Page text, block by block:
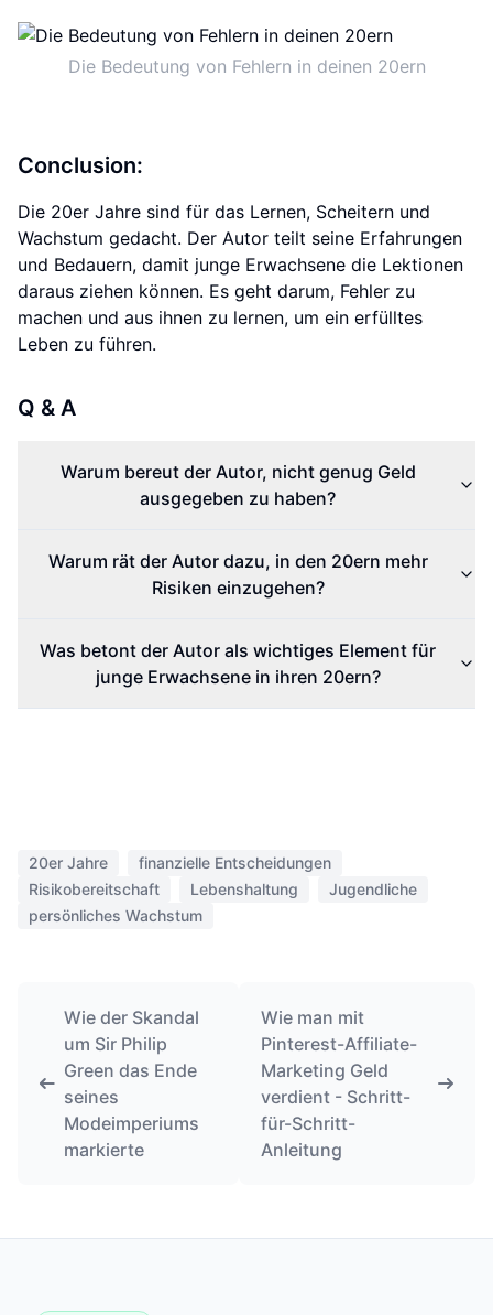
Die Bedeutung von Fehlern in deinen 20ern
Conclusion:
Die 20er Jahre sind für das Lernen, Scheitern und
Wachstum gedacht. Der Autor teilt seine Erfahrungen
und Bedauern, damit junge Erwachsene die Lektionen
daraus ziehen können. Es geht darum, Fehler zu
machen und aus ihnen zu lernen, um ein erfülltes
Leben zu führen.
Q & A
Warum bereut der Autor, nicht genug Geld
ausgegeben zu haben?
Warum rät der Autor dazu, in den 20ern mehr
Risiken einzugehen?
Was betont der Autor als wichtiges Element für
junge Erwachsene in ihren 20ern?
20er Jahre
finanzielle Entscheidungen
Risikobereitschaft
Lebenshaltung
Jugendliche
persönliches Wachstum
Wie der Skandal
um Sir Philip
Green das Ende
seines
Modeimperiums
markierte
Wie man mit
Pinterest-Affiliate-
Marketing Geld
verdient - Schritt-
für-Schritt-
Anleitung